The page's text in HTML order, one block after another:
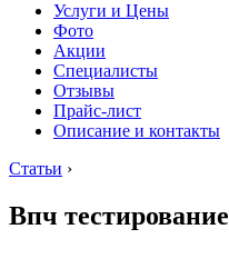
Услуги и Цены
Фото
Акции
Специалисты
Отзывы
Прайс-лист
Описание и контакты
Статьи ›
Впч